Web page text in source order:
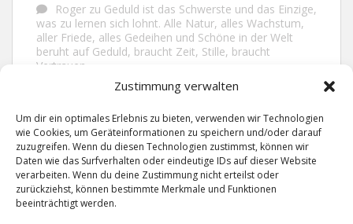
Zustimmung verwalten
Um dir ein optimales Erlebnis zu bieten, verwenden wir Technologien
wie Cookies, um Geräteinformationen zu speichern und/oder darauf
zuzugreifen. Wenn du diesen Technologien zustimmst, können wir
Daten wie das Surfverhalten oder eindeutige IDs auf dieser Website
verarbeiten. Wenn du deine Zustimmung nicht erteilst oder
zurückziehst, können bestimmte Merkmale und Funktionen
beeinträchtigt werden.
Roger zu Geduld ist das Schwerste und das Einzige,
was zu lernen sich lohnt. Alle Natur, alles Wachstum,
aller Friede, alles Gedeihen und Schöne in der Welt
beruht auf Geduld, braucht Zeit, Stille, braucht
Vertrauen.
Nichts in unserem Leben
GridzuMan lebt ruhiger, wenn man nicht alles
sagt, was man weiß, nicht alles glaubt, was man hört
und über den Rest einfach nur lächelt.